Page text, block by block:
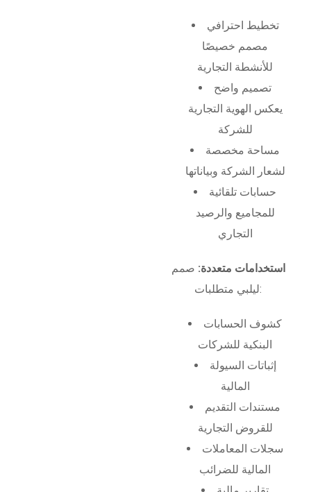
تخطيط احترافي
مصمم خصيصًا
للأنشطة التجارية
تصميم واضح
يعكس الهوية التجارية
للشركة
مساحة مخصصة
لشعار الشركة وبياناتها
حسابات تلقائية
للمجاميع والرصيد
التجاري
استخدامات متعددة: صمم
ليلبي متطلبات:
كشوف الحسابات
البنكية للشركات
إثباتات السيولة
المالية
مستندات التقديم
للقروض التجارية
سجلات المعاملات
المالية للضرائب